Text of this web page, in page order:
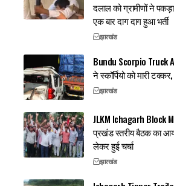
दलाल को ग्रामीणों ने
एक बार दाग दाग हुआ भर्ती
झारखंड
Bundu Scorpio Truck
ने स्कॉर्पियो को मारी
झारखंड
JLKM Ichagarh
प्रखंड स्तरीय बैठक का
लेकर हुई चर्चा
झारखंड